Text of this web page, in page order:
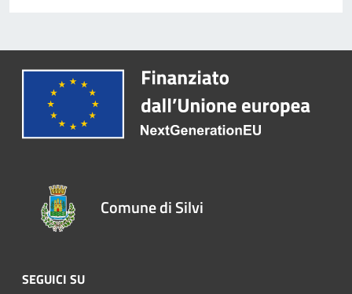
Comune di Silvi
SEGUICI SU